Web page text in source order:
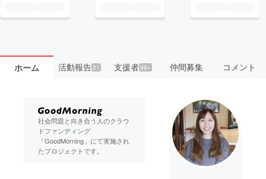
ホーム 活動報告21 支援者99+ 仲間募集 コメント
社会問題と向き合う人のクラウ
ドファンディング
「GoodMorning」にて実施され
たプロジェクトです。